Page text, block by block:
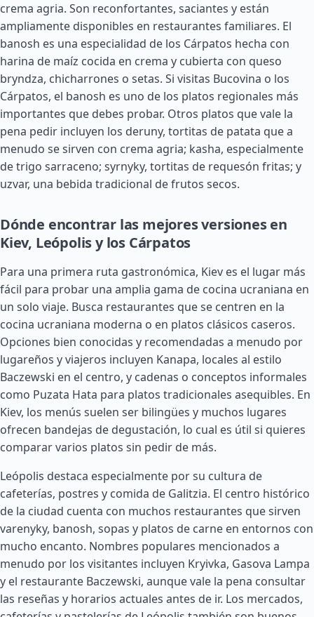
crema agria. Son reconfortantes, saciantes y están
ampliamente disponibles en restaurantes familiares. El
banosh es una especialidad de los Cárpatos hecha con
harina de maíz cocida en crema y cubierta con queso
bryndza, chicharrones o setas. Si visitas Bucovina o los
Cárpatos, el banosh es uno de los platos regionales más
importantes que debes probar. Otros platos que vale la
pena pedir incluyen los deruny, tortitas de patata que a
menudo se sirven con crema agria; kasha, especialmente
de trigo sarraceno; syrnyky, tortitas de requesón fritas; y
uzvar, una bebida tradicional de frutos secos.
Dónde encontrar las mejores versiones en
Kiev, Leópolis y los Cárpatos
Para una primera ruta gastronómica, Kiev es el lugar más
fácil para probar una amplia gama de cocina ucraniana en
un solo viaje. Busca restaurantes que se centren en la
cocina ucraniana moderna o en platos clásicos caseros.
Opciones bien conocidas y recomendadas a menudo por
lugareños y viajeros incluyen Kanapa, locales al estilo
Baczewski en el centro, y cadenas o conceptos informales
como Puzata Hata para platos tradicionales asequibles. En
Kiev, los menús suelen ser bilingües y muchos lugares
ofrecen bandejas de degustación, lo cual es útil si quieres
comparar varios platos sin pedir de más.
Leópolis destaca especialmente por su cultura de
cafeterías, postres y comida de Galitzia. El centro histórico
de la ciudad cuenta con muchos restaurantes que sirven
varenyky, banosh, sopas y platos de carne en entornos con
mucho encanto. Nombres populares mencionados a
menudo por los visitantes incluyen Kryivka, Gasova Lampa
y el restaurante Baczewski, aunque vale la pena consultar
las reseñas y horarios actuales antes de ir. Los mercados,